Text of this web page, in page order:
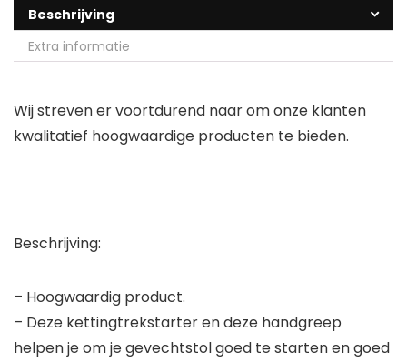
Beschrijving
Extra informatie
Wij streven er voortdurend naar om onze klanten
kwalitatief hoogwaardige producten te bieden.
Beschrijving:
– Hoogwaardig product.
– Deze kettingtrekstarter en deze handgreep
helpen je om je gevechtstol goed te starten en goed